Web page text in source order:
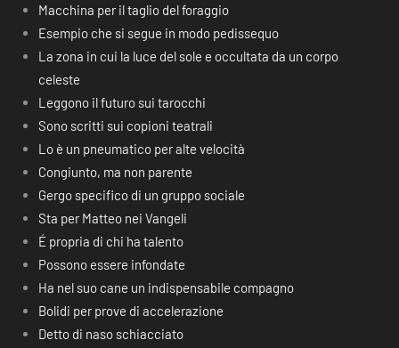
Macchina per il taglio del foraggio
Esempio che si segue in modo pedissequo
La zona in cui la luce del sole e occultata da un corpo
celeste
Leggono il futuro sui tarocchi
Sono scritti sui copioni teatrali
Lo è un pneumatico per alte velocità
Congiunto, ma non parente
Gergo specifico di un gruppo sociale
Sta per Matteo nei Vangeli
É propria di chi ha talento
Possono essere infondate
Ha nel suo cane un indispensabile compagno
Bolidi per prove di accelerazione
Detto di naso schiacciato